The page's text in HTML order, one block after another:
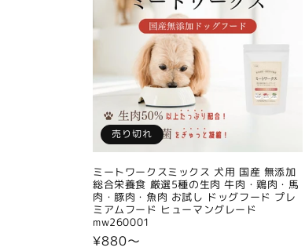
売り切れ
ミートワークスミックス 犬用 国産 無添加
総合栄養食 厳選5種の生肉 牛肉・鶏肉・馬
肉・豚肉・魚肉 お試し ドッグフード プレ
ミアムフード ヒューマングレード
mw260001
通
¥880〜